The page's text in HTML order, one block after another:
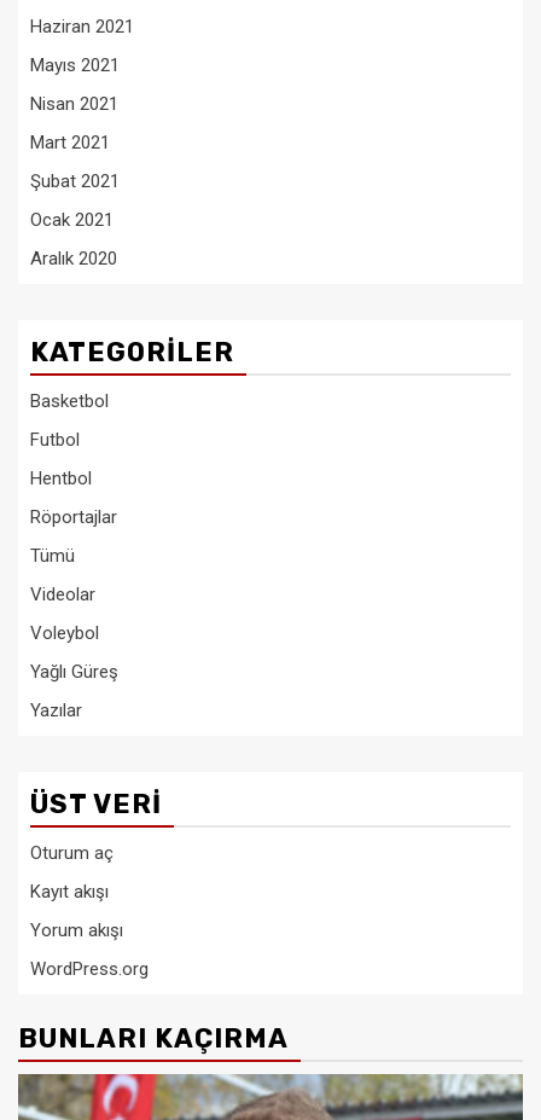
Haziran 2021
Mayıs 2021
Nisan 2021
Mart 2021
Şubat 2021
Ocak 2021
Aralık 2020
KATEGORILER
Basketbol
Futbol
Hentbol
Röportajlar
Tümü
Videolar
Voleybol
Yağlı Güreş
Yazılar
ÜST VERI
Oturum aç
Kayıt akışı
Yorum akışı
WordPress.org
BUNLARI KAÇIRMA